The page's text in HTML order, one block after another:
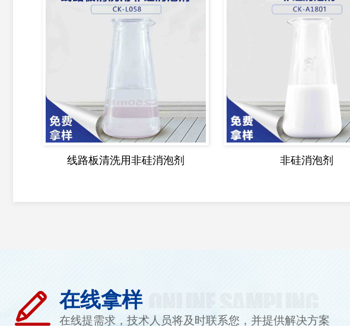
线路板清洗用非硅消泡剂 非硅消泡剂
在线拿样
在线提需求，技术人员将及时联系您，并提供解决方案